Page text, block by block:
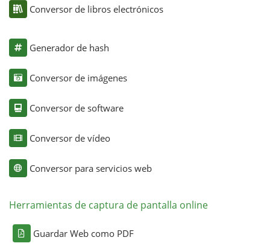
Conversor de libros electrónicos
Generador de hash
Conversor de imágenes
Conversor de software
Conversor de vídeo
Conversor para servicios web
Herramientas de captura de pantalla online
Guardar Web como PDF